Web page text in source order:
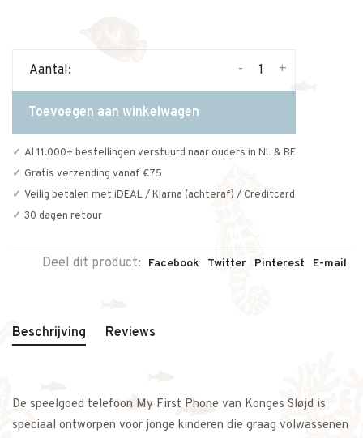
Aantal: +
-
Toevoegen aan winkelwagen
Al 11.000+ bestellingen verstuurd naar ouders in NL & BE
Gratis verzending vanaf €75
Veilig betalen met iDEAL / Klarna (achteraf) / Creditcard
30 dagen retour
Deel dit product: Facebook Twitter Pinterest E-mail
Beschrijving Reviews
De speelgoed telefoon My First Phone van Konges Sløjd is
speciaal ontworpen voor jonge kinderen die graag volwassenen